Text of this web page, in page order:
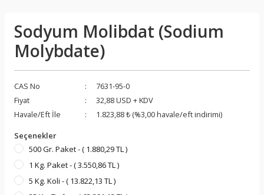
Sodyum Molibdat (Sodium
Molybdate)
CAS No
7631-95-0
Fiyat
32,88 USD + KDV
Havale/Eft İle
1.823,88 ₺ (%3,00 havale/eft indirimi)
Seçenekler
500 Gr. Paket - ( 1.880,29 TL )
1 Kg. Paket - ( 3.550,86 TL )
5 Kg. Koli - ( 13.822,13 TL )